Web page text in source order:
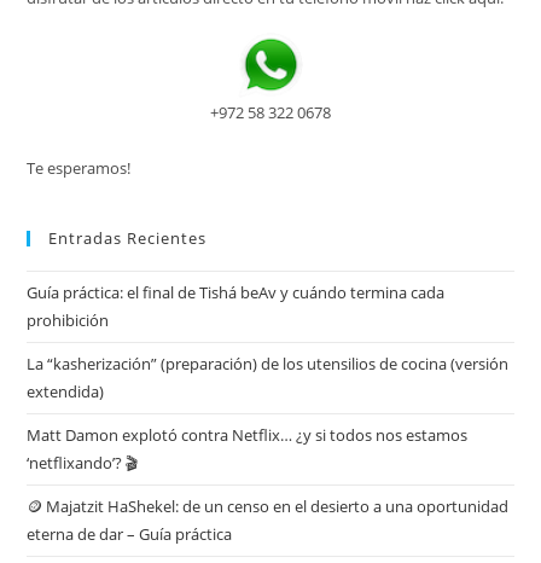
+972 58 322 0678
Te esperamos!
Entradas Recientes
Guía práctica: el final de Tishá beAv y cuándo termina cada
prohibición
La “kasherización” (preparación) de los utensilios de cocina (versión
extendida)
Matt Damon explotó contra Netflix… ¿y si todos nos estamos
‘netflixando’? 🎬
🪙 Majatzit HaShekel: de un censo en el desierto a una oportunidad
eterna de dar – Guía práctica